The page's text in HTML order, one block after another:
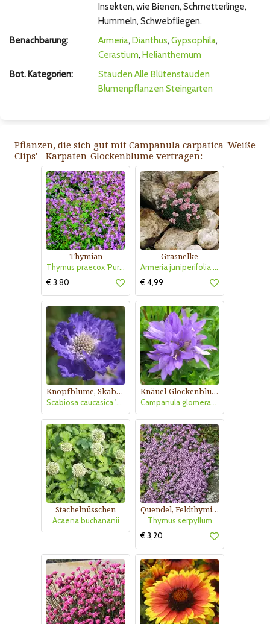
Insekten, wie Bienen, Schmetterlinge,
Hummeln, Schwebfliegen.
Benachbarung:
Armeria, Dianthus, Gypsophila,
Cerastium, Helianthemum
Bot. Kategorien:
Stauden Alle Blütenstauden
Blumenpflanzen Steingarten
Pflanzen, die sich gut mit Campanula carpatica 'Weiße
Clips' - Karpaten-Glockenblume vertragen:
Thymian
Thymus praecox 'Purple Beauty'
€ 3,80
Grasnelke
Armeria juniperifolia 'Bechwood'
€ 4,99
Knopfblume, Skabiose
Scabiosa caucasica 'Schöne von Eisenach'
Knäuel-Glockenblume
Campanula glomerata 'Acaulis'
Stachelnüsschen
Acaena buchananii
Quendel, Feldthymian
Thymus serpyllum
€ 3,20